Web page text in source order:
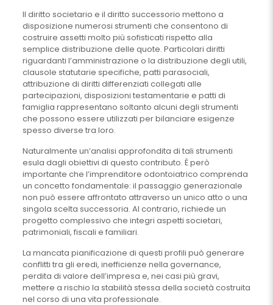
Il diritto societario e il diritto successorio mettono a
disposizione numerosi strumenti che consentono di
costruire assetti molto più sofisticati rispetto alla
semplice distribuzione delle quote. Particolari diritti
riguardanti l’amministrazione o la distribuzione degli utili,
clausole statutarie specifiche, patti parasociali,
attribuzione di diritti differenziati collegati alle
partecipazioni, disposizioni testamentarie e patti di
famiglia rappresentano soltanto alcuni degli strumenti
che possono essere utilizzati per bilanciare esigenze
spesso diverse tra loro.
Naturalmente un’analisi approfondita di tali strumenti
esula dagli obiettivi di questo contributo. È però
importante che l’imprenditore odontoiatrico comprenda
un concetto fondamentale: il passaggio generazionale
non può essere affrontato attraverso un unico atto o una
singola scelta successoria. Al contrario, richiede un
progetto complessivo che integri aspetti societari,
patrimoniali, fiscali e familiari.
La mancata pianificazione di questi profili può generare
conflitti tra gli eredi, inefficienze nella governance,
perdita di valore dell’impresa e, nei casi più gravi,
mettere a rischio la stabilità stessa della società costruita
nel corso di una vita professionale.